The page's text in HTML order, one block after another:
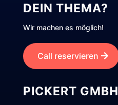
DEIN THEMA?
Wir machen es möglich!
Call reservieren
PICKERT GMBH